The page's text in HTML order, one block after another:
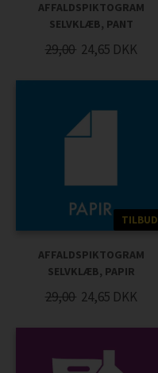
AFFALDSPIKTOGRAM
SELVKLÆB, PANT
29,00 24,65 DKK
TILBUD
AFFALDSPIKTOGRAM
SELVKLÆB, PAPIR
29,00 24,65 DKK